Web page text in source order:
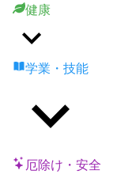
健康
学業・技能
厄除け・安全